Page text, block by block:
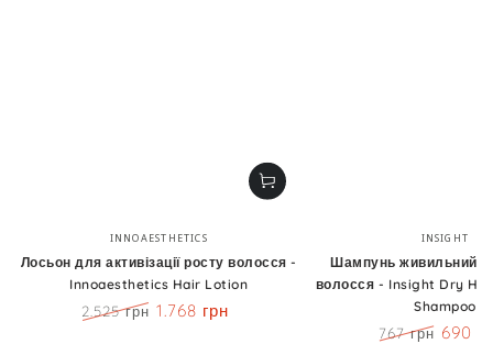
Бренд:
INNOAESTHETICS
Лосьон для активізації росту волосся -
Innoaesthetics Hair Lotion
2.525 грн 1.768 грн
INSIGHT
Шампунь живильний
волосся - Insight Dry
Shampoo
767 грн 690